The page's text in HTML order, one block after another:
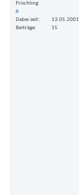
Frischling
Dabei seit
13.05.2001
Beiträge
15